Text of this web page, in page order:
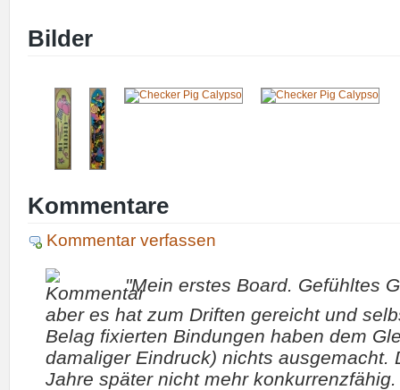
Bilder
Kommentare
Kommentar verfassen
"Mein erstes Board. Gefühltes
aber es hat zum Driften gereicht und
Belag fixierten Bindungen haben dem
damaliger Eindruck) nichts ausgemacht.
Jahre später nicht mehr konkurrenzfähig.